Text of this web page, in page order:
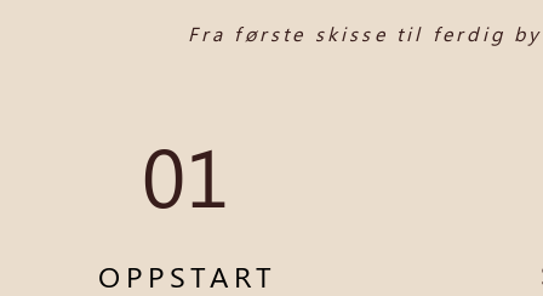
Fra første skisse til ferdig
01
OPPSTART